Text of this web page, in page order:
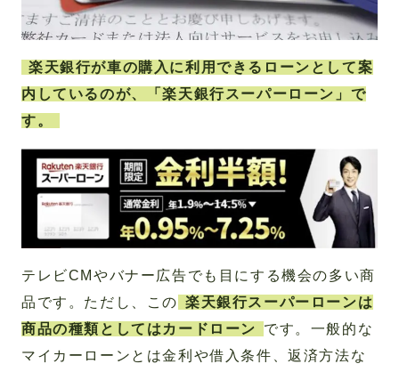
楽天銀行が車の購入に利用できるローンとして案
内しているのが、「楽天銀行スーパーローン」で
す。
テレビCMやバナー広告でも目にする機会の多い商
品です。ただし、この 楽天銀行スーパーローンは
商品の種類としてはカードローン
です。一般的な
マイカーローンとは金利や借入条件、返済方法な